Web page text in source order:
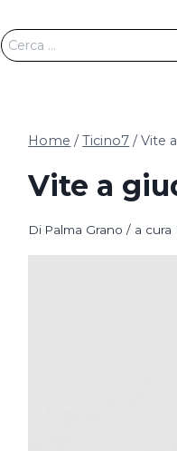
Ricerca
per:
Home / Ticino7 / Vite
Vite a
Di Palma Grano / a cura